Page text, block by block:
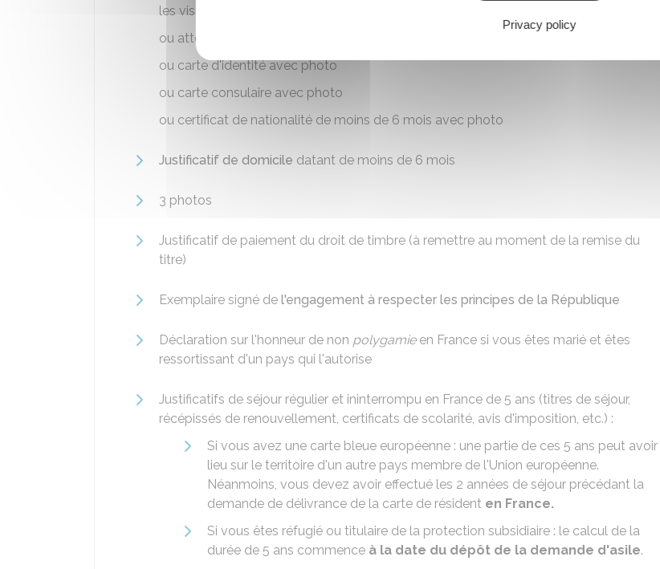
les visas)
ou attestation consulaire avec photo
ou carte d'identité avec photo
ou carte consulaire avec photo
ou certificat de nationalité de moins de 6 mois avec photo
Justificatif de domicile datant de moins de 6 mois
3 photos
Justificatif de paiement du droit de timbre (à remettre au moment de la remise du
titre)
Exemplaire signé de l'engagement à respecter les principes de la République
Déclaration sur l'honneur de non polygamieen France si vous êtes marié et êtes
ressortissant d'un pays qui l'autorise
Justificatifs de séjour régulier et ininterrompu en France de 5 ans (titres de séjour,
récépissés de renouvellement, certificats de scolarité, avis d'imposition, etc.) :
Si vous avez une carte bleue européenne : une partie de ces 5 ans peut avoir
lieu sur le territoire d'un autre pays membre de l'Union européenne.
Néanmoins, vous devez avoir effectué les 2 années de séjour précédant la
demande de délivrance de la carte de résident en France.
Si vous êtes réfugié ou titulaire de la protection subsidiaire : le calcul de la
durée de 5 ans commence à la date du dépôt de la demande d'asile.
Privacy policy